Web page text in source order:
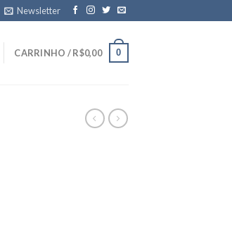
Newsletter
CARRINHO /R$0,00 0